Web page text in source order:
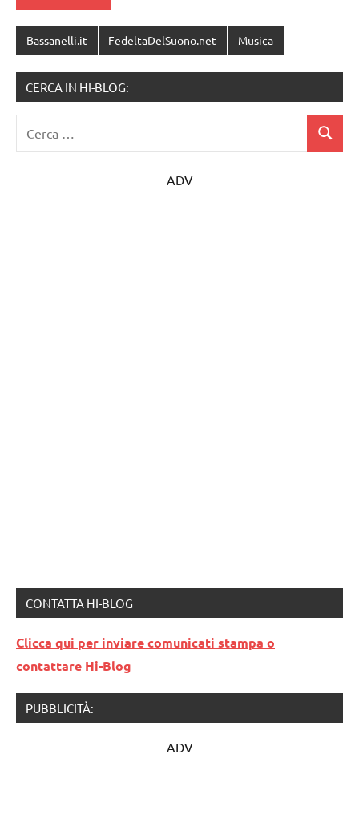
Bassanelli.it FedeltaDelSuono.net Musica
CERCA IN HI-BLOG:
Cerca
ADV
CONTATTA HI-BLOG
Clicca qui per inviare comunicati stampa o
contattare Hi-Blog
PUBBLICITÀ:
ADV